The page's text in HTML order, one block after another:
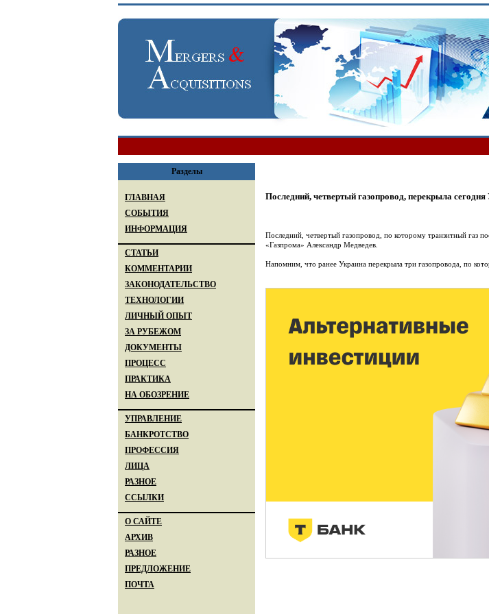
Разделы
ГЛАВНАЯ
СОБЫТИЯ
ИНФОРМАЦИЯ
СТАТЬИ
КОММЕНТАРИИ
ЗАКОНОДАТЕЛЬСТВО
ТЕХНОЛОГИИ
ЛИЧНЫЙ ОПЫТ
ЗА РУБЕЖОМ
ДОКУМЕНТЫ
ПРОЦЕСС
ПРАКТИКА
НА ОБОЗРЕНИЕ
УПРАВЛЕНИЕ
БАНКРОТСТВО
ПРОФЕССИЯ
ЛИЦА
РАЗНОЕ
ССЫЛКИ
О САЙТЕ
АРХИВ
РАЗНОЕ
ПРЕДЛОЖЕНИЕ
ПОЧТА
Последний, четвертый газопровод, перекрыла
Последний, четвертый газопровод, по которому транзитный газ
«Газпрома» Александр Медведев.
Напомним, что ранее Украина перекрыла три газопровода, по